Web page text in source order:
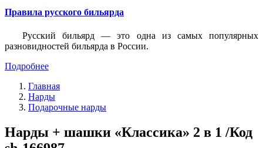
Правила русского бильярда
Русский бильярд — это одна из самых популярных
разновидностей бильярда в России.
Подробнее
Главная
Нарды
Подарочные нарды
Нарды + шашки «Классика» 2 в 1 /Код